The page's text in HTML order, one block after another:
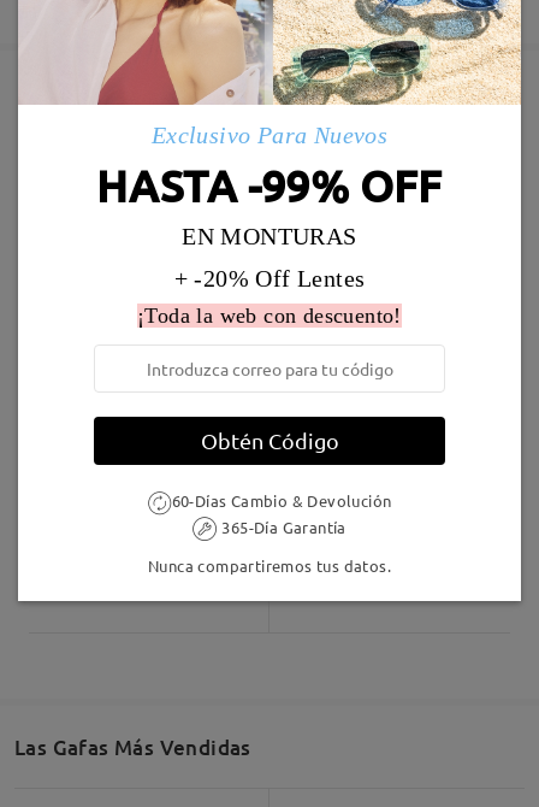
5-7 días laborales detalles
Enviado
5-7 días laborales
detalles
Marcos Similares
AC68903 9,95 € Judy123 16,95 €
17,00 €
Las Gafas Más Vendidas
Exclusivo Para Nuevos
HASTA -99% OFF
EN MONTURAS
+ -20% Off Lentes
¡Toda la web con descuento!
Obtén Código
60-Días Cambio & Devolución
365-Día Garantía
Nunca compartiremos tus datos.